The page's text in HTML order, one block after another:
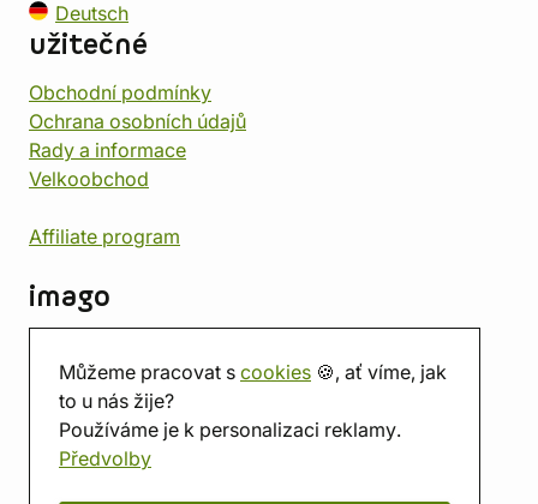
Můžeme pracovat s cookies 🍪, ať víme, jak
to u nás žije?
Používáme je k personalizaci reklamy.
Předvolby
Deutsch
užitečné
Obchodní podmínky
Ochrana osobních údajů
Rady a informace
Velkoobchod
Affiliate program
imago
Prodejna
Herna
O nás
Hodnocení obchodu